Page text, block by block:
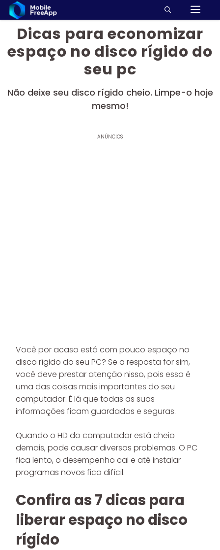
Pular
para
conteúdo
Dicas para economizar
espaço no disco rígido do
seu pc
Não deixe seu disco rígido cheio. Limpe-o hoje
mesmo!
ANÚNCIOS
Você por acaso está com pouco espaço no
disco rígido do seu PC? Se a resposta for sim,
você deve prestar atenção nisso, pois essa é
uma das coisas mais importantes do seu
computador. É lá que todas as suas
informações ficam guardadas e seguras.
Quando o HD do computador está cheio
demais, pode causar diversos problemas. O PC
fica lento, o desempenho cai e até instalar
programas novos fica difícil.
Confira as 7 dicas para
liberar espaço no disco
rígido